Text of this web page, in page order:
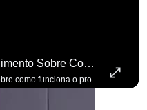
Zema Demonstra Desconhecimento Sobre Como Funciona O Processo De Mudança Das Leis. #OAntagonista
Zema demonstra desconhecimento sobre como funciona o processo de mudança das leis. #OAntagonista Se você busca informação com credibilidade, inscreva-se agora e ative o